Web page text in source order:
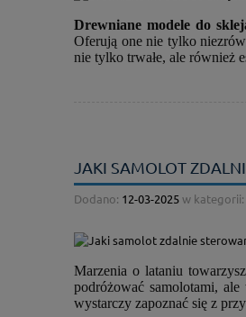
Drewniane modele do
Oferują one nie tylko
nie tylko trwałe, ale również
JAKI SAMOLOT
Dodano: 12-03-2025w kategorii:
Marzenia o lataniu
podróżować samolotami,
wystarczy zapoznać się z